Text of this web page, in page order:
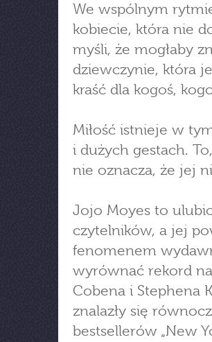
We wspólnym
kobiecie, która nie
myśli, że mogłaby
dziewczynie, która
kraść dla kogoś,
Miłość istnieje w
i dużych gestach.
nie oznacza, że jej
Jojo Moyes to
czytelników, a jej
fenomenem
wyrównać rekord
Cobena i Stephena
znalazły się
bestsellerów „New